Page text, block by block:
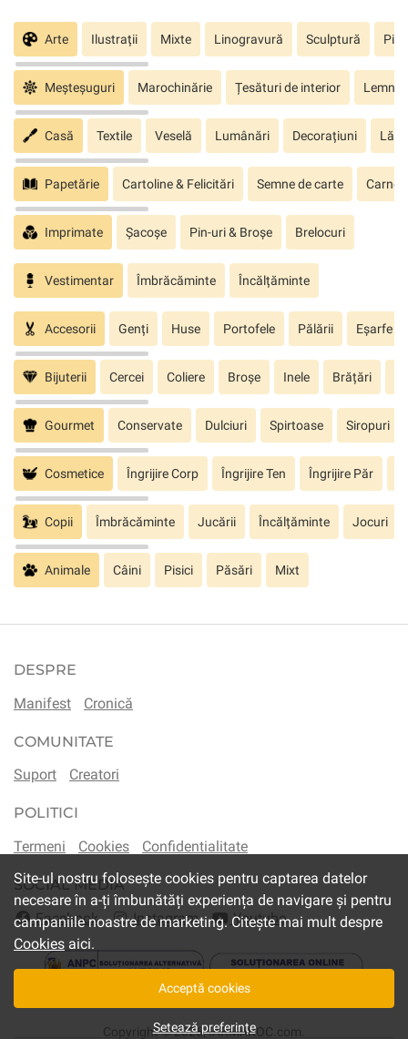
Arte Ilustrații Mixte Linogravură Sculptură
Meșteșuguri Marochinărie Țesături de interior Lemn
Casă Textile Veselă Lumânări Decorațiuni
Papetărie Cartoline & Felicitări Semne de carte
Imprimate Șacoșe Pin-uri & Broșe Brelocuri
Vestimentar Îmbrăcăminte Încălțăminte
Accesorii Genți Huse Portofele Pălării Eșarfe
Bijuterii Cercei Coliere Broșe Inele Brățări
Gourmet Conservate Dulciuri Spirtoase Siropuri
Cosmetice Îngrijire Corp Îngrijire Ten Îngrijire Păr
Copii Îmbrăcăminte Jucării Încălțăminte Jocuri
Animale Câini Pisici Păsări Mixt
DESPRE
Manifest
Cronică
COMUNITATE
Suport
Creatori
POLITICI
Termeni
Cookies Confidentialitate
SOCIAL MEDIA
Facebook
Instagram Youtube
Copyright © 2026,IARMAROC.com
Site-ul nostru folosește cookies pentru captarea datelor
necesare în a-ți îmbunătăți experiența de navigare și pentru
campaniile noastre de marketing. Citește mai mult despre
Cookies aici.
Acceptă cookies
Setează preferințe